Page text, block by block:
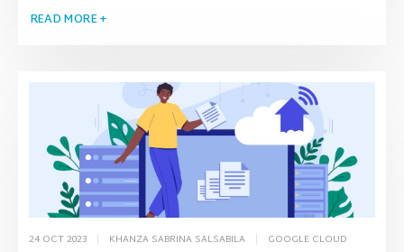
READ MORE +
24 OCT 2023 KHANZA SABRINA SALSABILA GOOGLE CLOUD